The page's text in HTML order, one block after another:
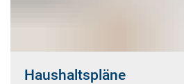
Haushaltspläne